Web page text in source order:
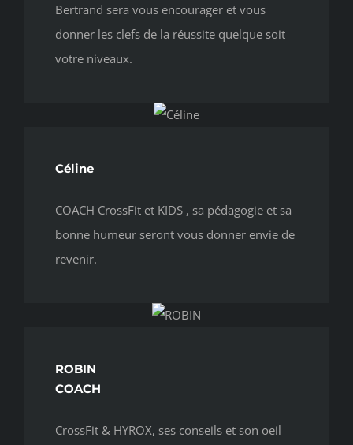
Bertrand sera vous encourager et vous
donner les clefs de la réussite quelque soit
votre niveaux.
Céline
COACH CrossFit et KIDS , sa pédagogie et sa
bonne humeur seront vous donner envie de
revenir.
ROBIN
COACH
CrossFit & HYROX, ses conseils et son oeil